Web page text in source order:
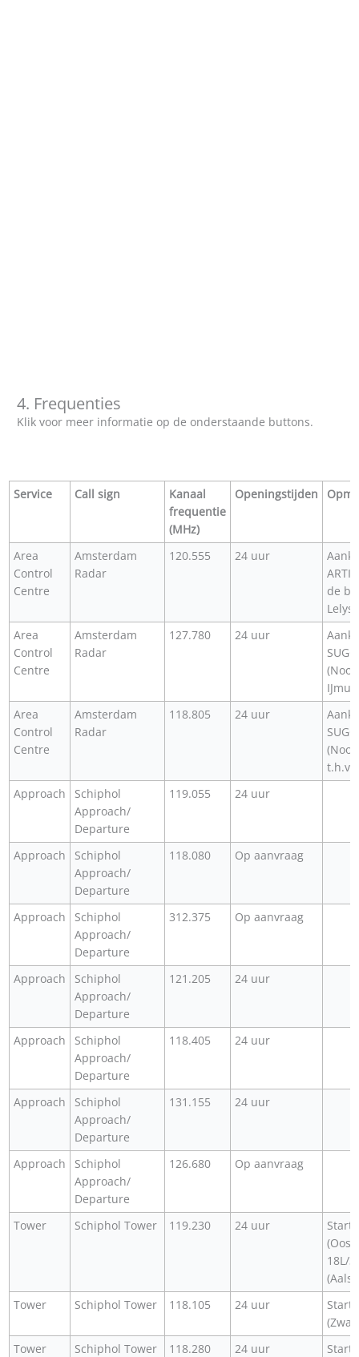
4. Frequenties
Klik voor meer informatie op de onderstaande buttons.
Service Call sign
Kanaal
frequentie
(MHz)
Openingstijden
Area
Control
Centre
Amsterdam
Radar
120.555 24 uur
de
Area
Control
Centre
Amsterdam
Radar
127.780 24 uur
Area
Control
Centre
Amsterdam
Radar
118.805 24 uur
Approach
Schiphol
Approach/
Departure
119.055 24 uur
Approach
Schiphol
Approach/
Departure
118.080 Op aanvraag
Approach
Schiphol
Approach/
Departure
312.375 Op aanvraag
Approach
Schiphol
Approach/
Departure
121.205 24 uur
Approach
Schiphol
Approach/
Departure
118.405 24 uur
Approach
Schiphol
Approach/
Departure
131.155 24 uur
Approach
Schiphol
Approach/
Departure
126.680 Op aanvraag
Tower Schiphol Tower 119.230 24 uur
18L/
Tower
Schiphol Tower 118.105 24 uur
Tower
Schiphol Tower 118.280 24 uur